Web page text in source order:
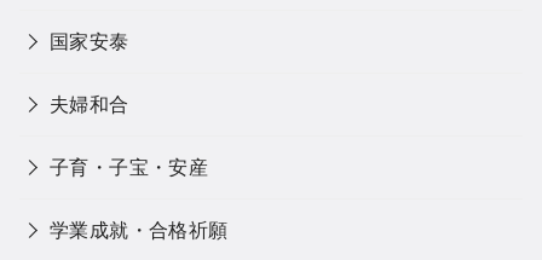
国家安泰
夫婦和合
子育・子宝・安産
学業成就・合格祈願